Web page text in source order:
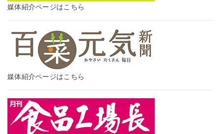
媒体紹介ページはこちら
媒体紹介ページはこちら